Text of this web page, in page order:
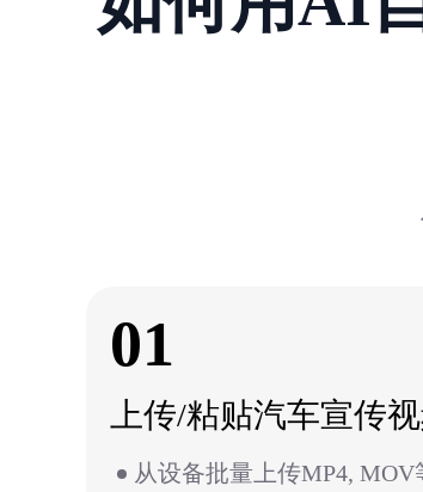
01
上传/粘贴汽车宣传
从设备批量上传MP4, MOV